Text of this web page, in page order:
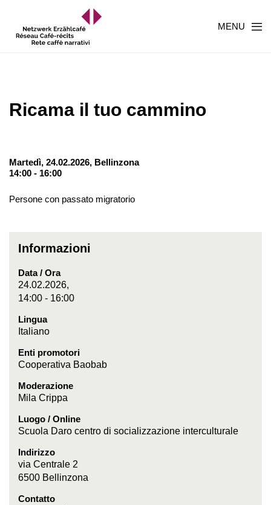
MENU
Ricama il tuo cammino
Martedì, 24.02.2026, Bellinzona
14:00 - 16:00
Persone con passato migratorio
Informazioni
Data / Ora
24.02.2026,
14:00 - 16:00
Lingua
Italiano
Enti promotori
Cooperativa Baobab
Moderazione
Mila Crippa
Luogo / Online
Scuola Daro centro di socializzazione interculturale
Indirizzo
via Centrale 2
6500 Bellinzona
Contatto